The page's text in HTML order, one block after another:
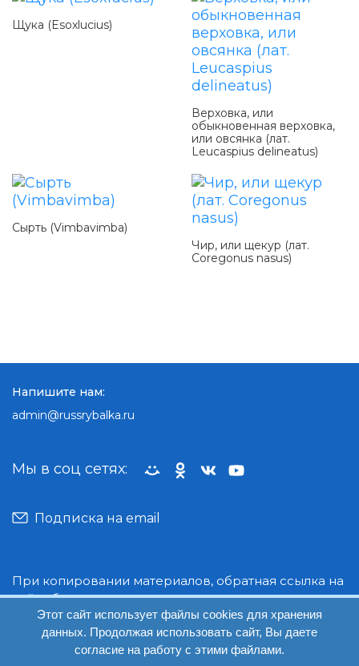
Щука (Esoxlucius)
Верховка, или
обыкновенная верховка,
или овсянка (лат.
Leucaspius delineatus)
Сырть (Vimbavimba)
Чир, или щекур (лат.
Coregonus nasus)
При копировании материалов, обратная ссылка на
сайт обязательна.
© Руссрыбалка: 2018-2026
Мы в соц сетях:
Подписка на email
Напишите нам:
admin@russrybalka.ru
Этот сайт использует файлы cookies для хранения
данных. Продолжая использовать сайт, Вы даете
согласие на работу с этими файлами.